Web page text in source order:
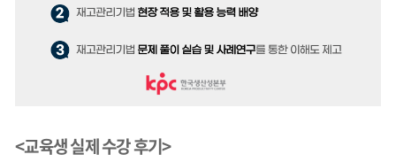
<교육생 실제 수강 후기>